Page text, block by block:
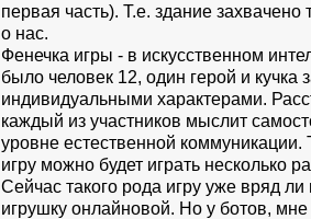
первая часть). Т.е. здание
о нас.
Фенечка игры - в искусственном
было человек 12, один герой и
индивидуальными характерами.
каждый из участников мыслит
уровне естественной
игру можно будет играть несколько
Сейчас такого рода игру уже вряд
игрушку онлайновой. Но у ботов,